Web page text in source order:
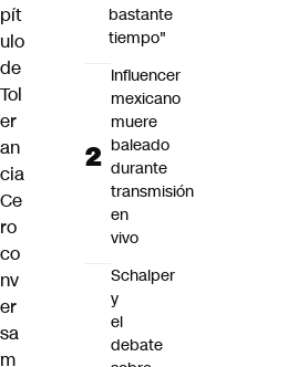
pít
ulo
de
Tol
er
an
cia
Ce
ro
co
nv
er
sa
m
bastante
tiempo"
Influencer
mexicano
muere
baleado
durante
transmisión
en
vivo
Schalper
y
el
debate